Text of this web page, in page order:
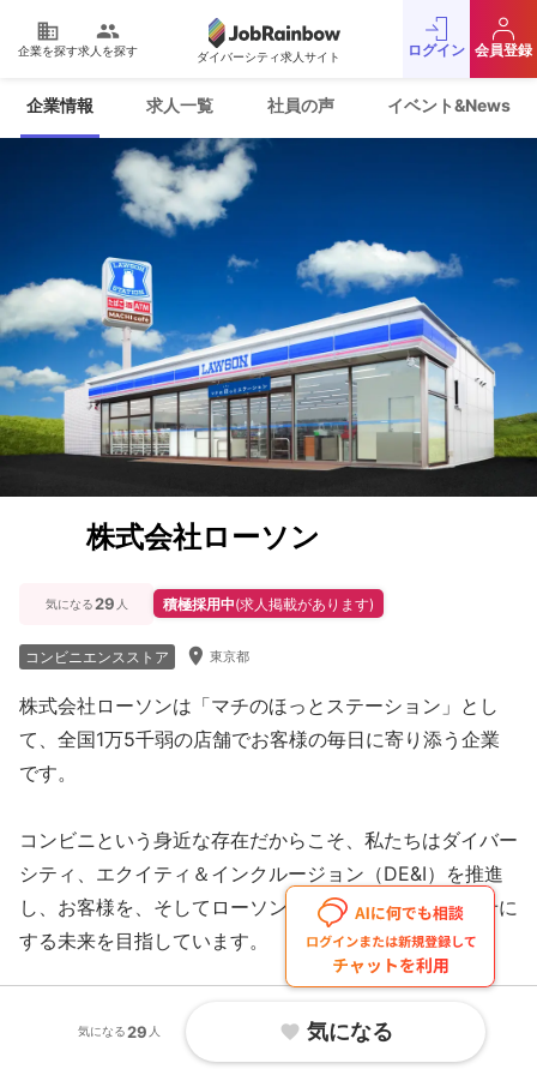
domain
企業を探す
people
求人を探す ダイバーシティ求人サイト ログイン 会員登録
気になる 29 人 favorite 気になる
企業情報 求人一覧 社員の声 イベント&News
株式会社ローソン
気になる 29 人 積極採用中(求人掲載があります)
コンビニエンスストア room 東京都
株式会社ローソンは「マチのほっとステーション」とし
て、全国1万5千弱の店舗でお客様の毎日に寄り添う企業
です。
コンビニという身近な存在だからこそ、私たちはダイバー
シティ、エクイティ＆インクルージョン（DE&I）を推進
し、お客様を、そしてローソンに関わる全ての人を幸せに
する未来を目指しています。
あなた、私たちと一緒に働いてみませんか？
プライバシーポリシー
採用をお考えの企業様
お問い合わせ
JobRainbow MAGAZINE
© 2016 JobRainbow Co.,Ltd.